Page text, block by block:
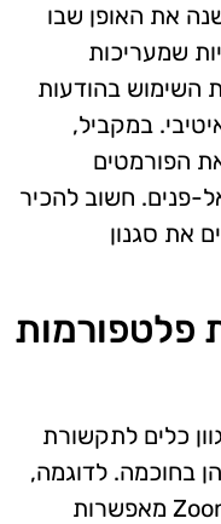
את האופן שבו
שמעריכות
השימוש בהודעות
במקביל,
הפורמטים
פנים. חשוב להכיר
את סגנון
פלטפורמות
כלים לתקשורת
בחוכמה. לדוגמה,
פלטפורמות כמו WhatsApp ו-Zoom מאפשרות